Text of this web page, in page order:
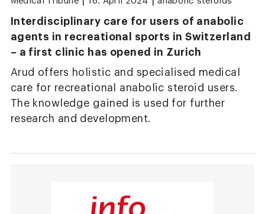
Interdisciplinary care for users of anabolic
agents in recreational sports in Switzerland
– a first clinic has opened in Zurich
Arud offers holistic and specialised medical
care for recreational anabolic steroid users.
The knowledge gained is used for further
research and development.